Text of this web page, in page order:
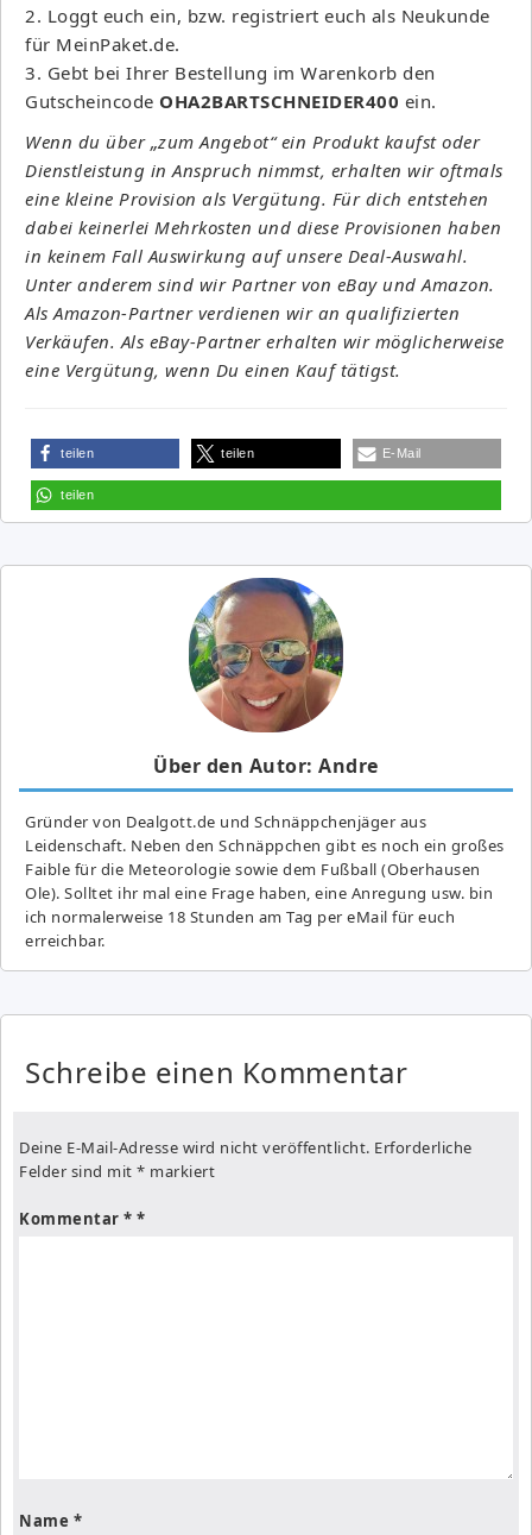
2. Loggt euch ein, bzw. registriert euch als Neukunde
für MeinPaket.de.
3. Gebt bei Ihrer Bestellung im Warenkorb den
Gutscheincode OHA2BARTSCHNEIDER400 ein.
Wenn du über „zum Angebot“ ein Produkt kaufst oder
Dienstleistung in Anspruch nimmst, erhalten wir oftmals
eine kleine Provision als Vergütung. Für dich entstehen
dabei keinerlei Mehrkosten und diese Provisionen haben
in keinem Fall Auswirkung auf unsere Deal-Auswahl.
Unter anderem sind wir Partner von eBay und Amazon.
Als Amazon-Partner verdienen wir an qualifizierten
Verkäufen. Als eBay-Partner erhalten wir möglicherweise
eine Vergütung, wenn Du einen Kauf tätigst.
teilen teilen E-Mail
teilen
Über den Autor: Andre
Gründer von Dealgott.de und Schnäppchenjäger aus
Leidenschaft. Neben den Schnäppchen gibt es noch ein großes
Fai­ble für die Meteorologie sowie dem Fußball (Oberhausen
Ole). Solltet ihr mal eine Frage haben, eine Anregung usw. bin
ich normalerweise 18 Stunden am Tag per eMail für euch
erreichbar.
Schreibe einen Kommentar
Deine E-Mail-Adresse wird nicht veröffentlicht. Erforderliche
Felder sind mit * markiert
Kommentar *
Name *